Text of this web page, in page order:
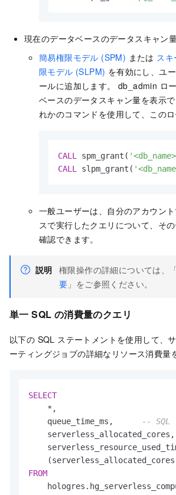
現在のデータベースのデータスキャン
簡易権限モデル (SPM) または ス
限モデル (SLPM) を有効にし、ユ
ールに追加します。 db_admin ロ
ベースのデータスキャン量を表示
れかのコマンドを使用して、このロ
CALL spm_grant(
CALL
slpm_grant(
一般ユーザーは、自分のアカウン
スで実行したクエリについて、そ
確認できます。
説明 権限操作の詳細については、
要 」をご参照ください。
単一 SQL の消費量のクエリ
以下の SQL ステートメントを使用して、
ーティングジョブの詳細なリソース消費量
SELECT
* ,
-- SQL
FROM